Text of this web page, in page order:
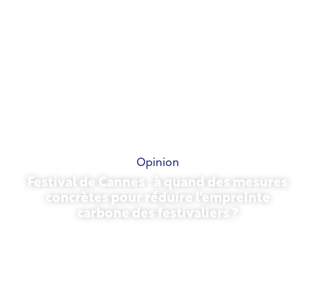
Opinion
Festival de Cannes : à quand des mesures
concrètes pour réduire l'empreinte
carbone des festivaliers ?